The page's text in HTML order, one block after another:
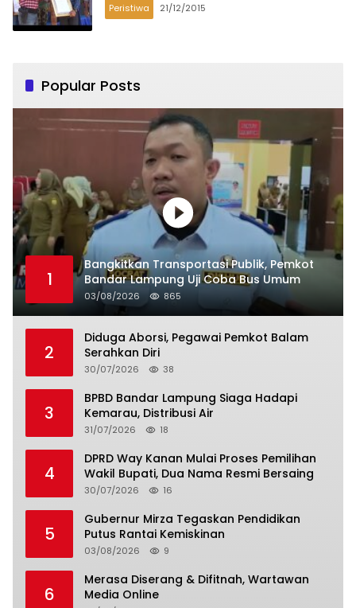
Peristiwa 21/12/2015
Popular Posts
1
Bangkitkan Transportasi Publik, Pemkot
Bandar Lampung Uji Coba Bus Umum
03/08/2026 865
2
Diduga Aborsi, Pegawai Pemkot Balam
Serahkan Diri
30/07/2026 38
3
BPBD Bandar Lampung Siaga Hadapi
Kemarau, Distribusi Air
31/07/2026 18
4
DPRD Way Kanan Mulai Proses Pemilihan
Wakil Bupati, Dua Nama Resmi Bersaing
30/07/2026 16
5
Gubernur Mirza Tegaskan Pendidikan
Putus Rantai Kemiskinan
03/08/2026 9
6
Merasa Diserang & Difitnah, Wartawan
Media Online